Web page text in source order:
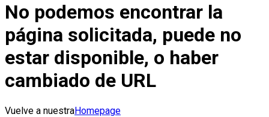
No podemos encontrar la
página solicitada, puede no
estar disponible, o haber
cambiado de URL
Vuelve a nuestraHomepage